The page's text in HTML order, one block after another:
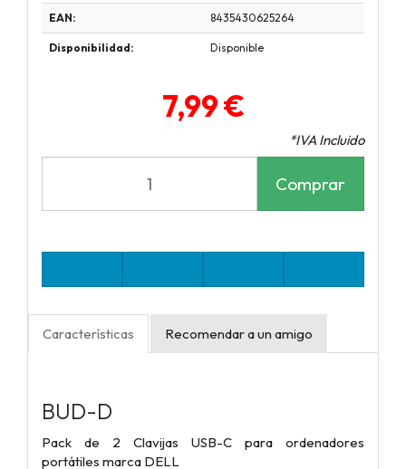
EAN: 8435430625264
Disponibilidad: Disponible
7,99 €
*IVA Incluido
Comprar
Características Recomendar a un amigo
BUD-D
Pack de 2 Clavijas USB-C para ordenadores
portátiles marca DELL